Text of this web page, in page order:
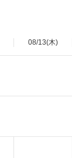
08/13(木)